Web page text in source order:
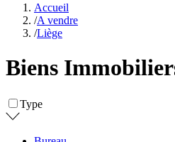
Accueil
/A vendre
/Liège
Biens
Type